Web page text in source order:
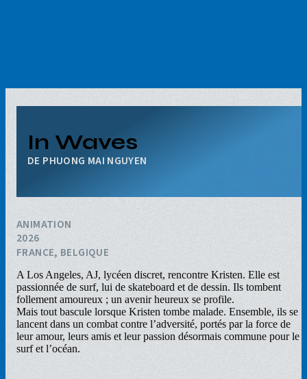
In Waves
PHUONG MAI NGUYEN
ANIMATION
2026
FRANCE, BELGIQUE
A Los Angeles, AJ, lycéen discret, rencontre Kristen. Elle est
passionnée de surf, lui de skateboard et de dessin. Ils tombent
follement amoureux ; un avenir heureux se profile.
Mais tout bascule lorsque Kristen tombe malade. Ensemble, ils se
lancent dans un combat contre l’adversité, portés par la force de
leur amour, leurs amis et leur passion désormais commune pour le
surf et l’océan.